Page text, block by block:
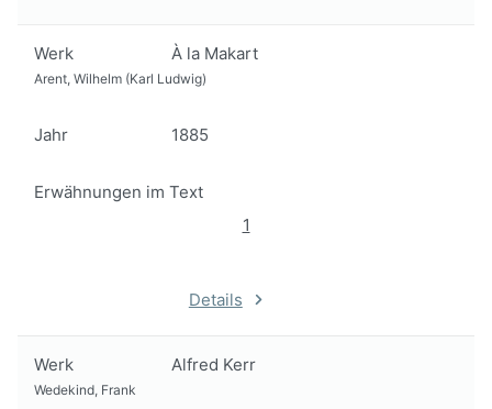
Werk À la Makart
Arent, Wilhelm (Karl Ludwig)
Jahr 1885
Erwähnungen im Text
1
Details
Werk Alfred Kerr
Wedekind, Frank